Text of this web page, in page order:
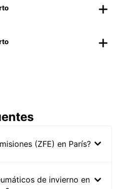
(ZFE) en París?
de invierno en